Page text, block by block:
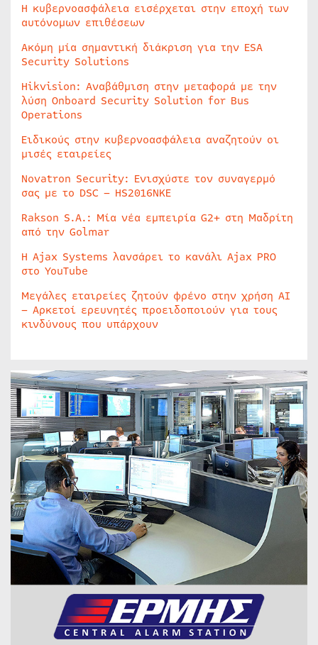
Η κυβερνοασφάλεια εισέρχεται στην εποχή των
αυτόνομων επιθέσεων
Ακόμη μία σημαντική διάκριση για την ESA
Security Solutions
Hikvision: Αναβάθμιση στην μεταφορά με την
λύση Onboard Security Solution for Bus
Operations
Ειδικούς στην κυβερνοασφάλεια αναζητούν οι
μισές εταιρείες
Novatron Security: Ενισχύστε τον συναγερμό
σας με το DSC – HS2016NKE
Rakson S.A.: Μία νέα εμπειρία G2+ στη Μαδρίτη
από την Golmar
Η Ajax Systems λανσάρει το κανάλι Ajax PRO
στο YouTube
Μεγάλες εταιρείες ζητούν φρένο στην χρήση AI
– Αρκετοί ερευνητές προειδοποιούν για τους
κινδύνους που υπάρχουν